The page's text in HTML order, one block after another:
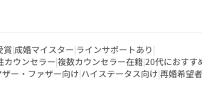
賞|成婚マイスター|ラインサポートあり|
カウンセラー|複数カウンセラー在籍|20代におすす
ー・ファザー向け|ハイステータス向け|再婚希望